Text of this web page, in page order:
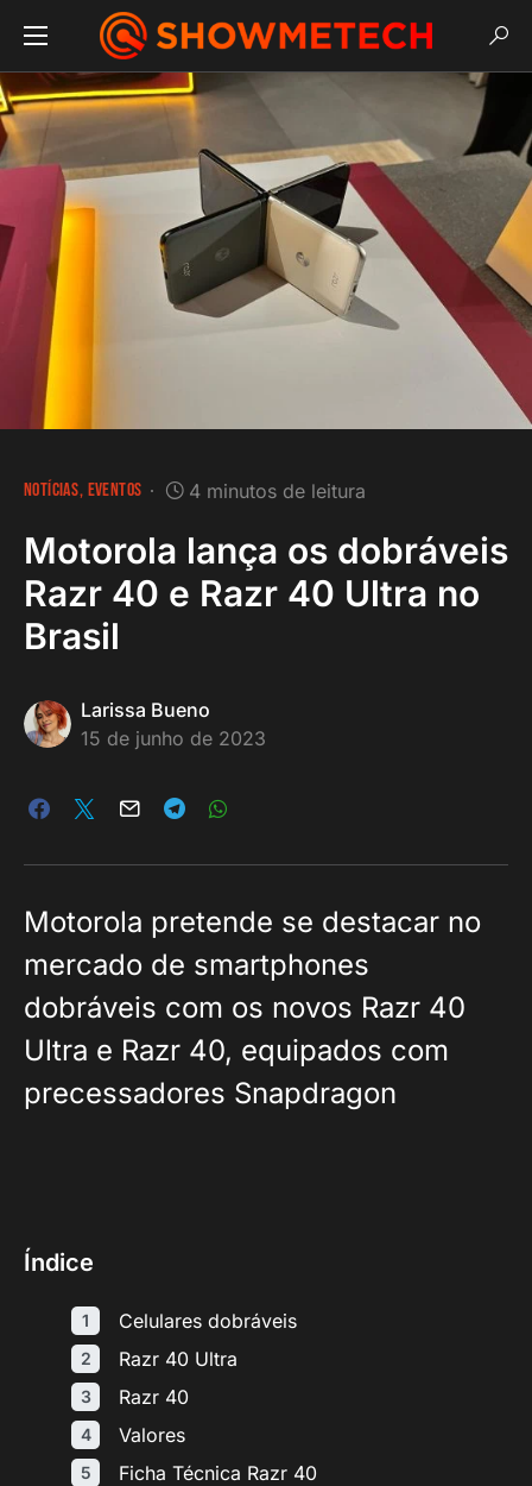
NOTÍCIAS EVENTOS 4 minutos de leitura
Motorola lança os dobráveis
Razr 40 e Razr 40 Ultra no
Brasil
Larissa Bueno
15 de junho de 2023
Motorola pretende se destacar no
mercado de smartphones
dobráveis com os novos Razr 40
Ultra e Razr 40, equipados com
precessadores Snapdragon
Índice
Celulares dobráveis
Razr 40 Ultra
Razr 40
Valores
Ficha Técnica Razr 40